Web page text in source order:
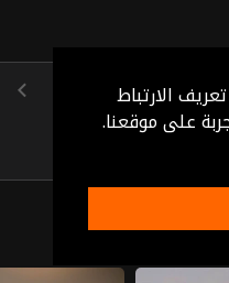
الارتباط
على موقعنا.